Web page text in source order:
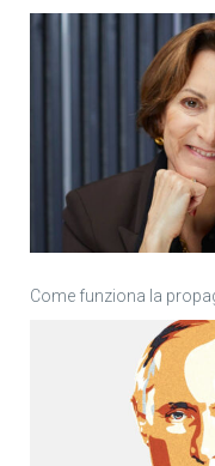
Come funziona la